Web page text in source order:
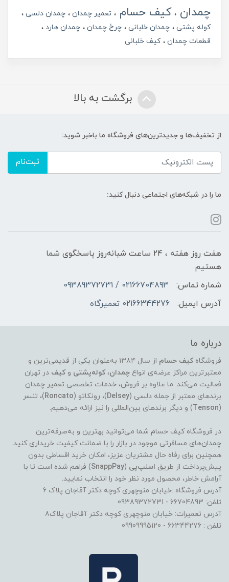
چمدان کیف حسام تعمیر چمدان
چمدان دلسی
کوله پشتی
چمدان خلبانی چرخ چمدان
چمدان هارد
قطعات چمدان
کیف خلبانی
برگشت به بالا
از تخفیف‌ها و جدیدترین‌های فروشگاه ما باخبر شوید:
ثبت‌نام
ما را در شبکه‌های اجتماعی دنبال کنید:
هفت روز هفته ، ۲۴ ساعت شبانه‌روز پاسخگوی شما
هستیم
شماره تماس:
02166704893 / 09389372731
آدرس ایمیل:
02166344276 تعمیرگاه
درباره ما
فروشگاه کیف حسام
از سال ۱۳۸۴ به‌عنوان یکی از قدیمی‌ترین و
معتبرترین مراکز عرضه‌ی انواع چمدان، کوله‌پشتی و کیف در تهران
فعالیت می‌کند. ما علاوه بر فروش، خدمات تخصصی تعمیر چمدان
برندهای معتبر از جمله دلسی (Delsey)، رونکاتو (Roncato)، تنسر
(
Tenson) و دیگر برندهای بین‌المللی را نیز ارائه می‌دهیم.
در فروشگاه کیف حسام شما می‌توانید بهترین و به‌صرفه‌ترین
چمدان‌های مسافرتی موجود در بازار را با ضمانت کیفیت خریداری کنید.
همچنین برای رفاه حال مشتریان عزیز، امکان خرید اقساطی بدون
پیش‌پرداخت از طریق اسنپ‌پی (
SnappPay) فراهم شده است تا با
آرامش خاطر، محصول مورد نظر خود را انتخاب نمایید.
آدرس فروشگاه :خیابان منوچهری کوچه دکتر آقاجان پلاک 6
تلفن: 66704893 - 09389372731
آدرس تعمیرات: خیابان منوچهری کوچه دکتر آقاجان پلاک8
تلفن : 66344276 - 09909995120